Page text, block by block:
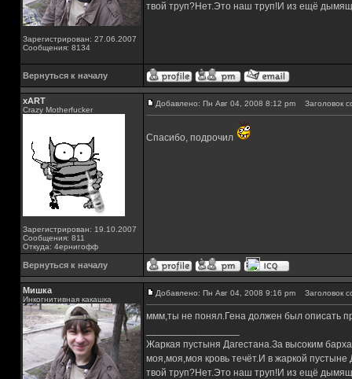
Зарегистрирован: 27.06.2007
Сообщения: 8134
твой труп?Нет.Это наш труп!И из ещё
Вернуться к началу
xART
Crazy Motherfucker
Зарегистрирован: 19.10.2007
Сообщения: 811
Откуда: 4ернигофф
Добавлено: Пн Авг 04, 2008 8:12 pm Заголовок
Спасибо, подрочил
Вернуться к началу
Мишка
Инкогнитивная какашка
Добавлено: Пн Авг 04, 2008 9:16 pm Заголовок
ммм,ты не понял.Гена должен был описать
Жаркая пустыня Дагестана.За высоким
моя,моя,моя кровь течёт.И в жаркой
твой труп?Нет.Это наш труп!И из ещё